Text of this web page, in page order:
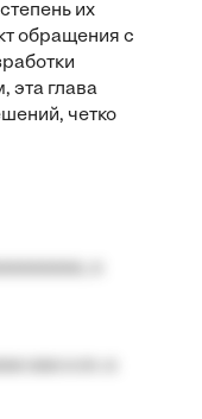
их
обращения с
эта глава
четко